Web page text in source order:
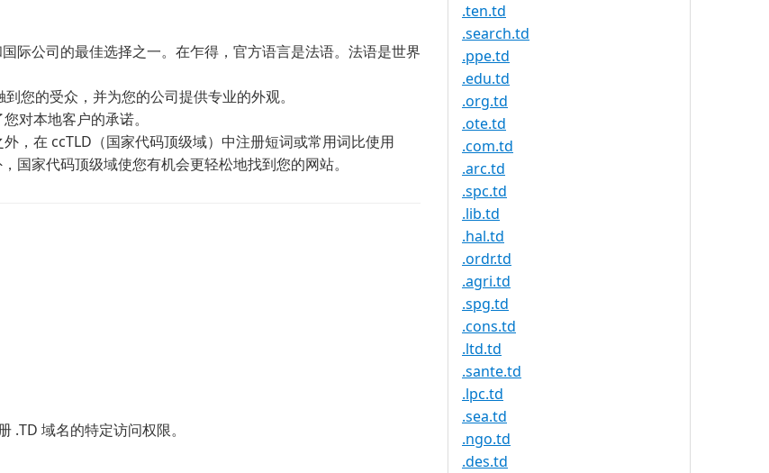
际公司的最佳选择之一。在乍得，官方语言是法语。法语是世界
您的受众，并为您的公司提供专业的外观。
对本地客户的承诺。
，在 ccTLD（国家代码顶级域）中注册短词或常用词比使用
国家代码顶级域使您有机会更轻松地找到您的网站。
.TD 域名的特定访问权限。
.ten.td
.search.td
.ppe.td
.edu.td
.org.td
.ote.td
.com.td
.arc.td
.spc.td
.lib.td
.hal.td
.ordr.td
.agri.td
.spg.td
.cons.td
.ltd.td
.sante.td
.lpc.td
.sea.td
.ngo.td
.des.td